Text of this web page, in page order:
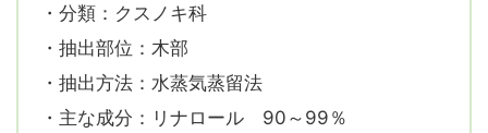
・分類：クスノキ科
・抽出部位：木部
・抽出方法：水蒸気蒸留法
・主な成分：リナロール 90～99％